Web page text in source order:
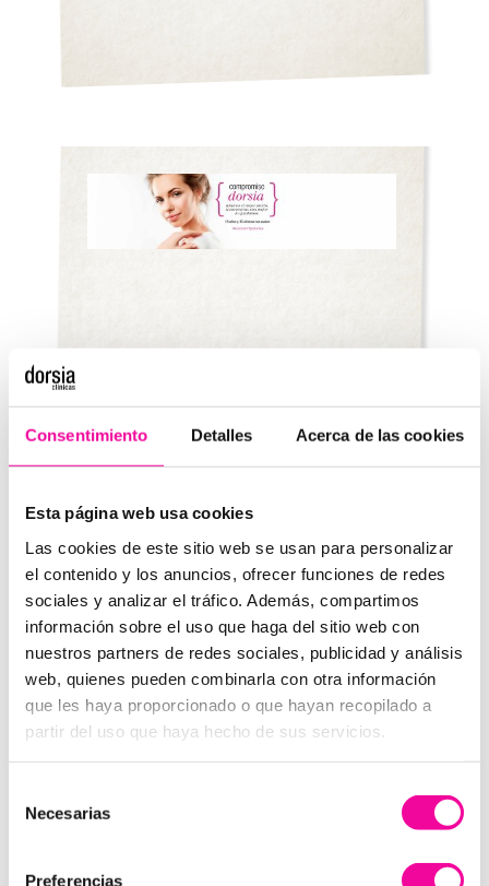
Consentimiento Detalles Acerca de las cookies
Esta página web usa cookies
Las cookies de este sitio web se usan para personalizar
el contenido y los anuncios, ofrecer funciones de redes
sociales y analizar el tráfico. Además, compartimos
información sobre el uso que haga del sitio web con
nuestros partners de redes sociales, publicidad y análisis
web, quienes pueden combinarla con otra información
que les haya proporcionado o que hayan recopilado a
partir del uso que haya hecho de sus servicios.
Necesarias
Preferencias
COMPROMISO DORSIA